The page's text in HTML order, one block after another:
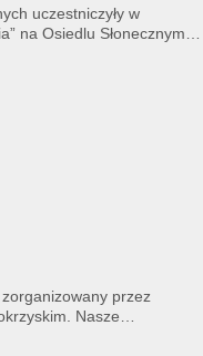
uczestniczyły w
na Osiedlu Słonecznym
przez
Nasze